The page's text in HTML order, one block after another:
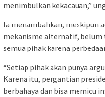
menimbulkan kekacauan,”
Ia menambahkan, meskipun
mekanisme alternatif,
semua pihak karena
“Setiap pihak akan punya
Karena itu, pergantian
berbahaya dan bisa memicu